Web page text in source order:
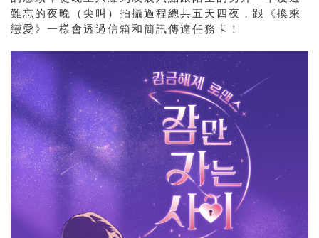
難忘的夜晚（尖叫）拍攝過程總共五天四夜，跟《換乘
戀愛》一樣會透過信箱和簡訊傳達任務卡！